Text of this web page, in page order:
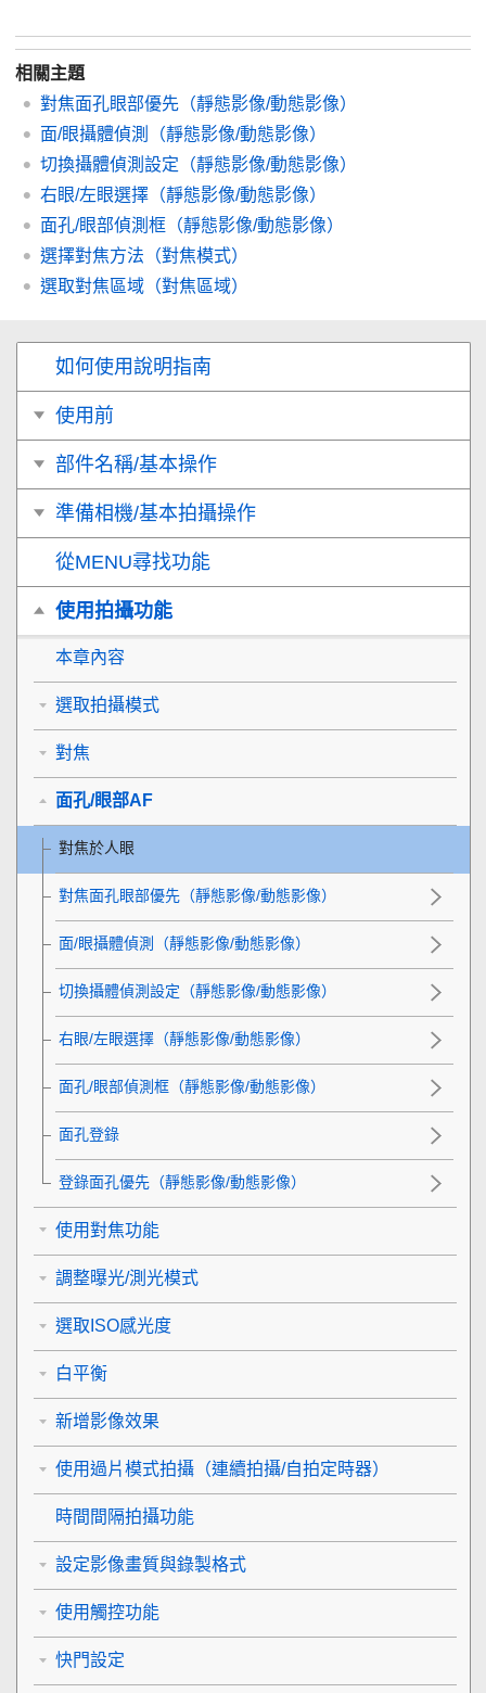
相關主題
對焦面孔眼部優先 （靜態影像/動態影像）
面/眼攝體偵測
（靜態影像/動態影像）
切換攝體偵測設定 （靜態影像/動態影像）
右眼/左眼選擇 （靜態影像/動態影像）
面孔/眼部偵測框 （靜態影像/動態影像）
選擇對焦方法（對焦模式）
選取對焦區域（對焦區域）
如何使用說明指南
使用前
部件名稱/基本操作
準備相機/基本拍攝操作
從MENU尋找功能
使用拍攝功能
本章內容
選取拍攝模式
對焦
面孔/眼部AF
對焦於人眼
對焦面孔眼部優先 （靜態影像/動態影像）
面/眼攝體偵測 （靜態影像/動態影像）
切換攝體偵測設定 （靜態影像/動態影像）
右眼/左眼選擇 （靜態影像/動態影像）
面孔/眼部偵測框 （靜態影像/動態影像）
面孔登錄
登錄面孔優先 （靜態影像/動態影像）
使用對焦功能
調整曝光/測光模式
選取ISO感光度
白平衡
新增影像效果
使用過片模式拍攝（連續拍攝/自拍定時器）
時間間隔拍攝功能
設定影像畫質與錄製格式
使用觸控功能
快門設定